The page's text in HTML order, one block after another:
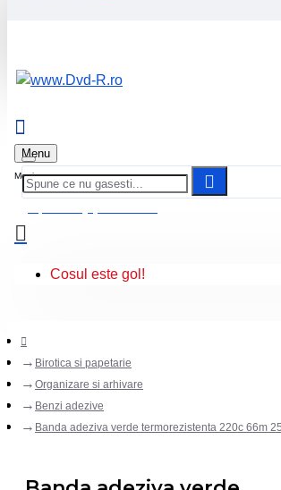
Menu
Cosul este gol!
Birotica si papetarie
Organizare si arhivare
Benzi adezive
Banda adeziva verde termorezistenta 220c 66m